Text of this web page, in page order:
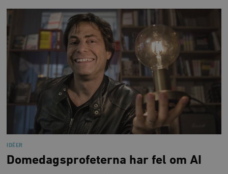
IDÉER
Domedagsprofeterna har fel om AI